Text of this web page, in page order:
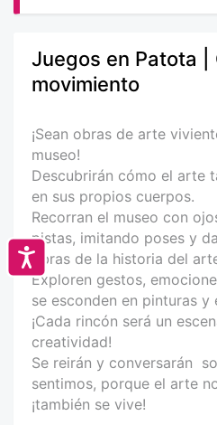
Accesibilidad
Juegos en Patota |
movimiento
¡Sean obras de arte
museo!
Descubrirán cómo el arte
en sus propios cuerpos.
Recorran el museo con
pistas, imitando poses y
obras de la historia del
Exploren gestos,
se esconden en pinturas y
¡Cada rincón será un
creatividad!
Se reirán y conversarán
sentimos, porque el arte
¡también se vive!